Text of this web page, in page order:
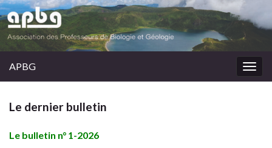
APBG
Le dernier bulletin
Le bulletin n° 1-2026